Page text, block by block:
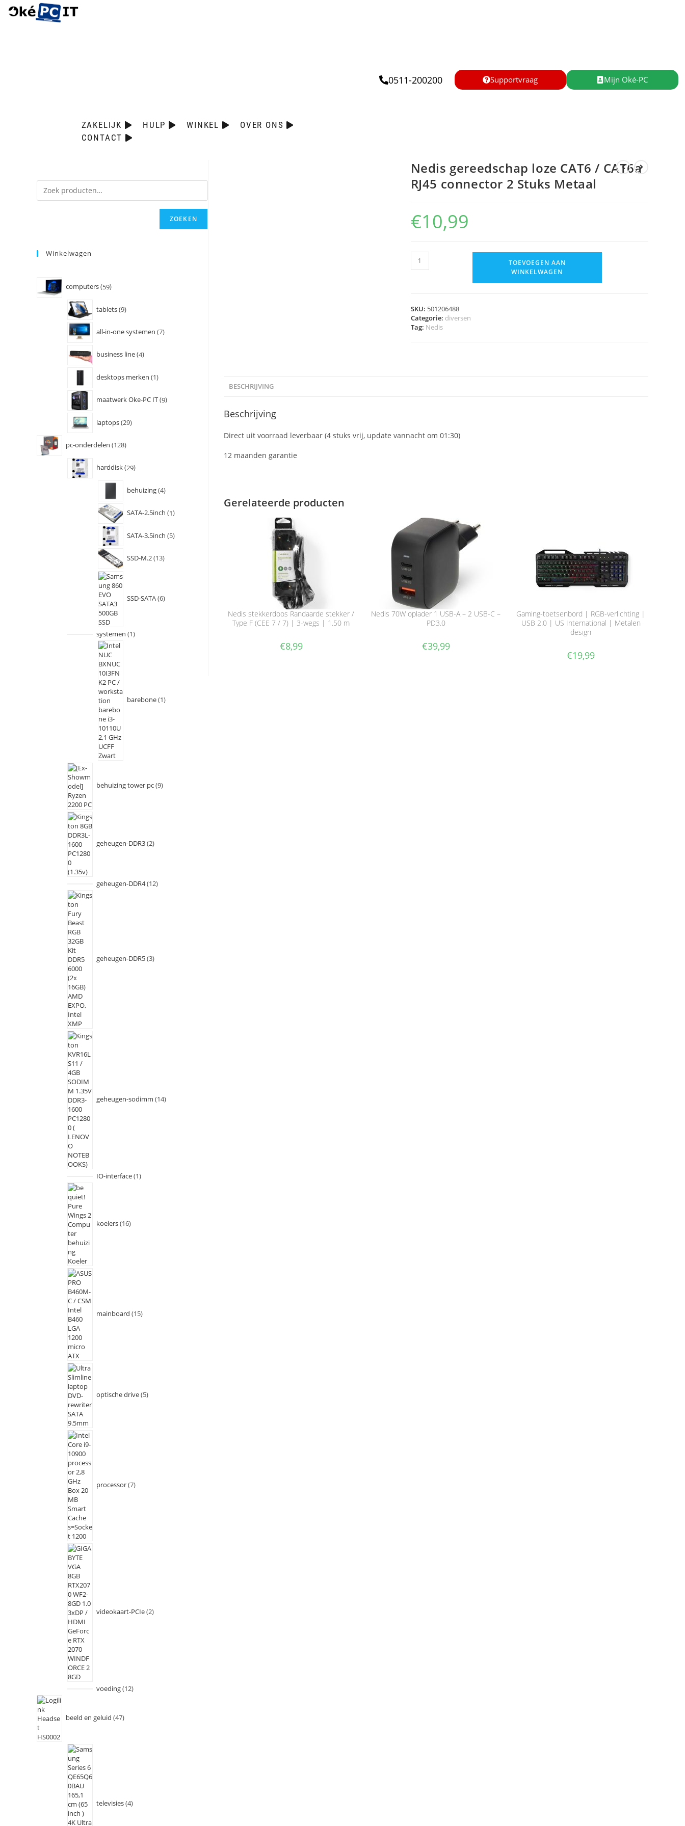
ZAKELIJK HULP WINKEL
OVER ONS
CONTACT
0511-200200 Supportvraag Mijn Oké-PC
Nedis gereedschap loze CAT6 / CAT6a
RJ45 connector 2 Stuks Metaal
€10,99
TOEVOEGEN AAN
WINKELWAGEN
SKU: 501206488
Categorie: diversen
Tag: Nedis
BESCHRIJVING
Beschrijving
Direct uit voorraad leverbaar (4 stuks vrij, update vannacht om 01:30)
12 maanden garantie
Gerelateerde producten
Nedis stekkerdoos Randaarde stekker /
Type F (CEE 7 / 7) | 3-wegs | 1.50 m
€8,99
Nedis 70W oplader 1 USB-A – 2 USB-C –
PD3.0
€39,99
Gaming-toetsenbord | RGB-verlichting |
USB 2.0 | US International | Metalen
design
€19,99
ZOEKEN
Winkelwagen
computers 59
tablets 9
all-in-one systemen 7
business line 4
desktops merken 1
maatwerk Oke-PC IT 9
laptops 29
pc-onderdelen 128
harddisk 29
behuizing 4
SATA-2.5inch 1
SATA-3.5inch 5
SSD-M.2 13
SSD-SATA 6
systemen 1
barebone 1
behuizing tower pc 9
geheugen-DDR3 2
geheugen-DDR4 12
geheugen-DDR5 3
geheugen-sodimm 14
IO-interface 1
koelers 16
mainboard 15
optische drive 5
processor 7
videokaart-PCIe 2
voeding 12
beeld en geluid 47
televisies 4